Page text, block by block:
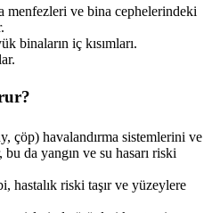
menfezleri ve bina cephelerindeki
binaların iç kısımları.
çöp) havalandırma sistemlerini ve
bu da yangın ve su hasarı riski
hastalık riski taşır ve yüzeylere